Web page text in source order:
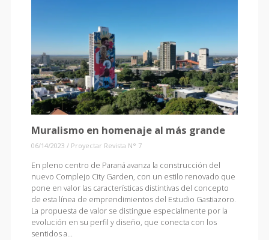
Muralismo en homenaje al más grande
06/14/2023 / Proyectar Revista N° 7
En pleno centro de Paraná avanza la construcción del
nuevo Complejo City Garden, con un estilo renovado que
pone en valor las características distintivas del concepto
de esta línea de emprendimientos del Estudio Gastiazoro.
La propuesta de valor se distingue especialmente por la
evolución en su perfil y diseño, que conecta con los
sentidos a…